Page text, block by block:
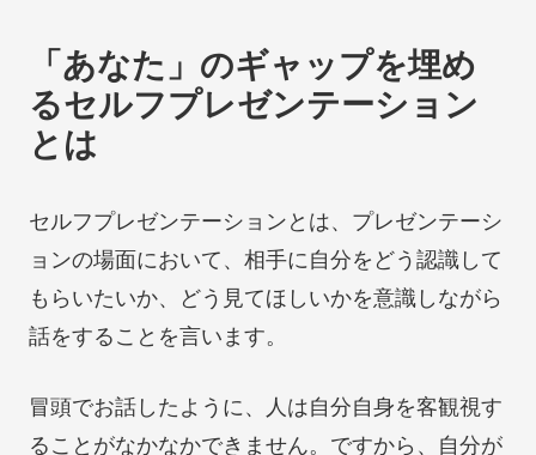
「あなた」のギャップを埋め
るセルフプレゼンテーション
とは
セルフプレゼンテーションとは、プレゼンテーシ
ョンの場面において、相手に自分をどう認識して
もらいたいか、どう見てほしいかを意識しながら
話をすることを言います。
冒頭でお話したように、人は自分自身を客観視す
ることがなかなかできません。ですから、自分が